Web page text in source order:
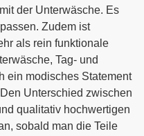
der Unterwäsche. Es
Zudem ist
als rein funktionale
Tag- und
ein modisches Statement
Unterschied zwischen
qualitativ hochwertigen
sobald man die Teile